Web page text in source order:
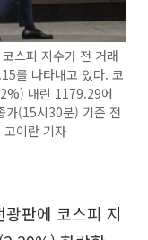
스피 지수가 전 거래
를 나타내고 있다. 코
내린 1179.29에
가(15시30분) 기준 전
이란 기자
판에 코스피 지